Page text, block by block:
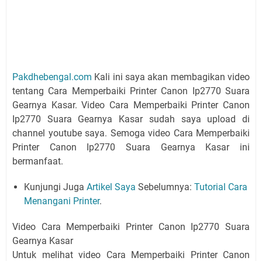
Pakdhebengal.com Kali ini saya akan membagikan video
tentang Cara Memperbaiki Printer Canon Ip2770 Suara
Gearnya Kasar. Video Cara Memperbaiki Printer Canon
Ip2770 Suara Gearnya Kasar sudah saya upload di
channel youtube saya. Semoga video Cara Memperbaiki
Printer Canon Ip2770 Suara Gearnya Kasar ini
bermanfaat.
Kunjungi Juga Artikel Saya Sebelumnya: Tutorial Cara
Menangani Printer.
Video Cara Memperbaiki Printer Canon Ip2770 Suara
Gearnya Kasar
Untuk melihat video Cara Memperbaiki Printer Canon